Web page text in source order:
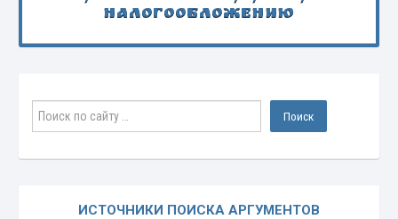
налогообложению
ИСТОЧНИКИ ПОИСКА АРГУМЕНТОВ